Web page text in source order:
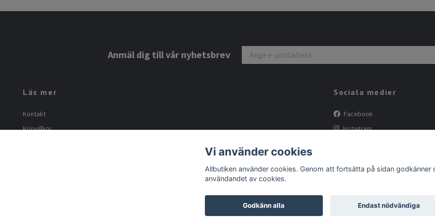
Anmäl dig till vår nyhetsbrev
Läs mer
Kontakt
Köpvillkor
Sociala medier
Facebook
Instagram
Vi använder cookies
Allbutiken använder cookies. Genom att fortsätta på sidan godkänner
användandet av cookies.
Godkänn alla Endast nödvändiga